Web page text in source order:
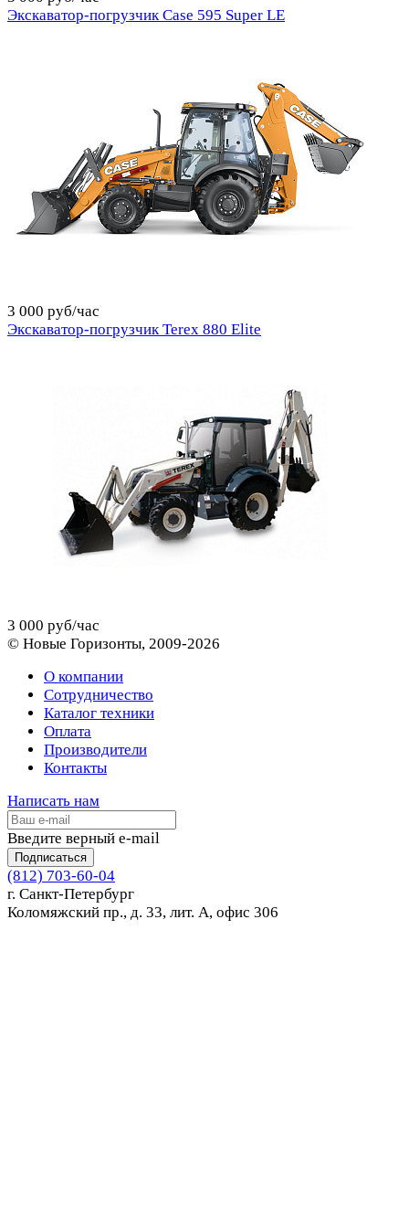
Экскаватор-погрузчик Case 595 Super LE
3 000 руб/час
Экскаватор-погрузчик Terex 880 Elite
3 000 руб/час
© Новые Горизонты, 2009-2026
О компании
Сотрудничество
Каталог техники
Оплата
Производители
Контакты
Написать нам
Введите верный e-mail
Подписаться
(812) 703-60-04
г. Санкт-Петербург
Коломяжский пр., д. 33, лит. А, офис 306